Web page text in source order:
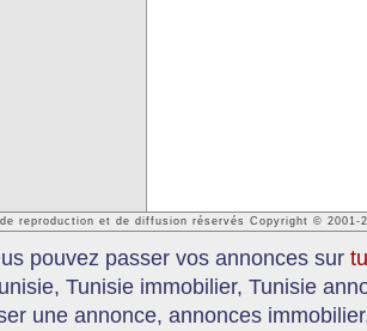
reproduction et de diffusion réservés Copyright © 2001-
pouvez passer vos annonces sur
Tunisie immobilier, Tunisie
une annonce, annonces